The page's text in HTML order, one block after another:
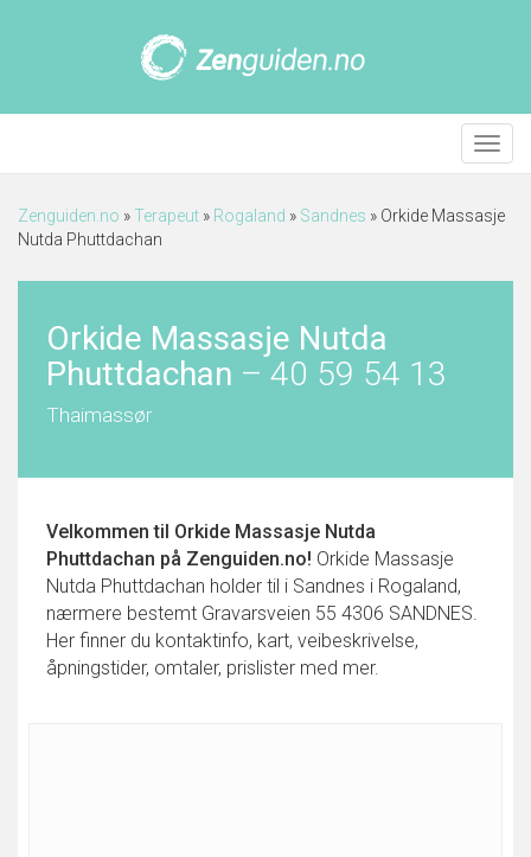
Meny
Zenguiden.no »Terapeut » Rogaland » Sandnes » Orkide Massasje
Nutda Phuttdachan
Orkide Massasje Nutda
Phuttdachan – 40 59 54 13
Thaimassør
Velkommen til Orkide Massasje Nutda
Phuttdachan på Zenguiden.no! Orkide Massasje
Nutda Phuttdachan holder til i Sandnes i Rogaland,
nærmere bestemt Gravarsveien 55 4306 SANDNES.
Her finner du kontaktinfo, kart, veibeskrivelse,
åpningstider, omtaler, prislister med mer.